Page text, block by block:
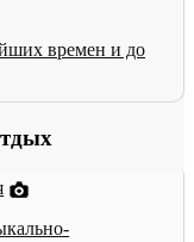
времен и до